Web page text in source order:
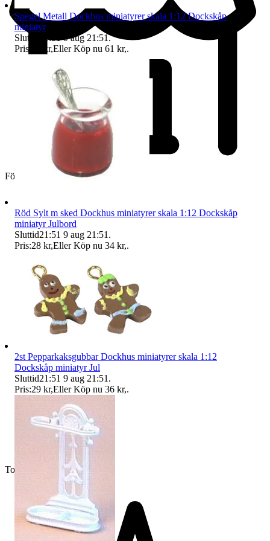
Företag
Toppsäljare
Spegel Metall Dockhus miniatyrer skala 1:12 Dockskåp
miniatyr
Sluttid
21:51 9 aug 21:51.
Pris:
49 kr,Eller Köp nu 61 kr,.
Röd Sylt m sked Dockhus miniatyrer skala 1:12 Dockskåp
miniatyr Julbord
Sluttid21:51 9 aug 21:51 .
Pris:28 kr,Eller Köp nu 34 kr,.
2st Pepparkaksgubbar Dockhus miniatyrer skala 1:12
Dockskåp miniatyr Jul
Sluttid21:51 9 aug 21:51 .
Pris:29 kr,Eller Köp nu 36 kr,.